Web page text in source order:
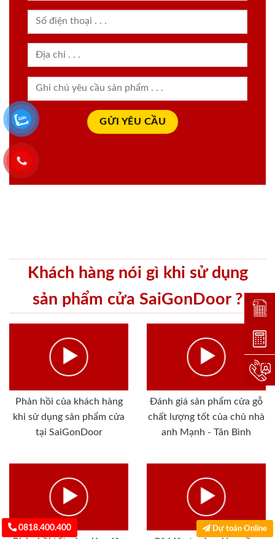
Khách hàng nói gì khi sử dụng
sản phẩm cửa SaiGonDoor ?
Phản hồi của khách hàng
khi sử dụng sản phẩm cửa
tại SaiGonDoor
Đánh giá sản phẩm cửa gỗ
chất lượng tốt của chủ nhà
anh Mạnh - Tân Bình
0818.400.400 Dự toán Online
Đặt
Dự